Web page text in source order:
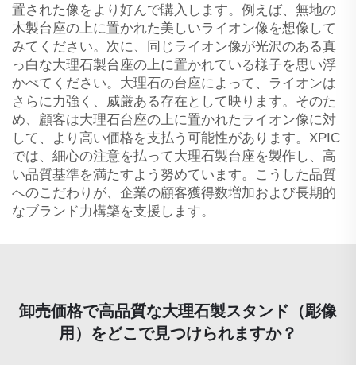
置された像をより好んで購入します。例えば、無地の
木製台座の上に置かれた美しいライオン像を想像して
みてください。次に、同じライオン像が光沢のある真
っ白な大理石製台座の上に置かれている様子を思い浮
かべてください。大理石の台座によって、ライオンは
さらに力強く、威厳ある存在として映ります。そのた
め、顧客は大理石台座の上に置かれたライオン像に対
して、より高い価格を支払う可能性があります。XPIC
では、細心の注意を払って大理石製台座を製作し、高
い品質基準を満たすよう努めています。こうした品質
へのこだわりが、企業の顧客獲得数増加および長期的
なブランド力構築を支援します。
卸売価格で高品質な大理石製スタンド（彫像
用）をどこで見つけられますか？